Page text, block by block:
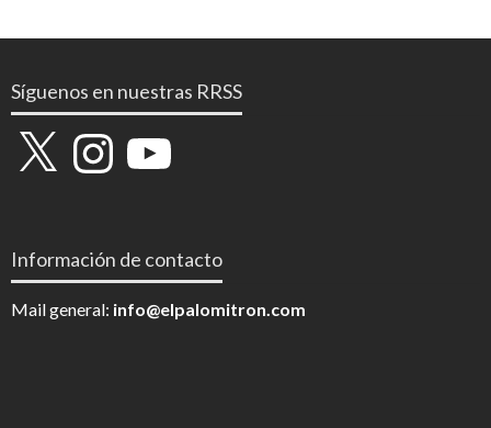
Síguenos en nuestras RRSS
X InstagramYouTube
Información de contacto
Mail general: info@elpalomitron.com